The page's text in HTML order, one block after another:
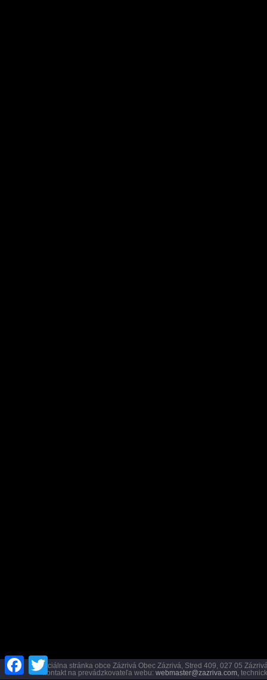
Oficiálna stránka obce Zázrivá Obec Zázrivá, Stred 409, 027 05
kontakt na prevádzkovateľa webu: webmaster@zazriva.com,
FacebookTwitter